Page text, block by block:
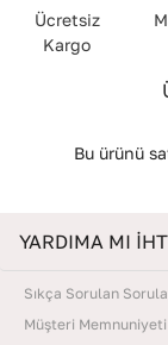
Kayış Tipi Metal
Ücretsiz
Kargo
Bu ürünü
YARDIMA MI
Sıkça Sorulan
Müşteri Memnuniyeti